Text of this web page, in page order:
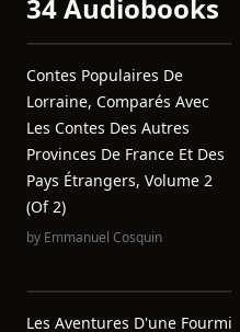
34 Audiobooks
Contes Populaires De
Lorraine, Comparés Avec
Les Contes Des Autres
Provinces De France Et Des
Pays Étrangers, Volume 2
(of 2)
by Emmanuel Cosquin
Les Aventures D'une Fourmi